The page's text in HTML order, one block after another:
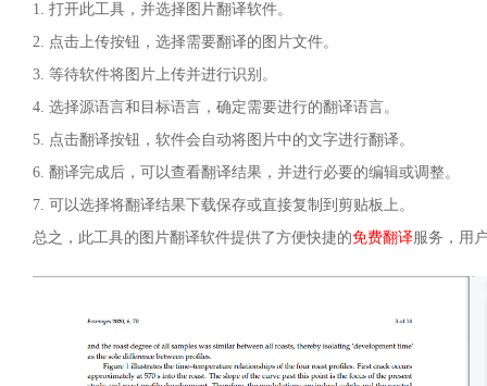
1. 打开此工具，并选择图片翻译软件。
2. 点击上传按钮，选择需要翻译的图片文件。
3. 等待软件将图片上传并进行识别。
4. 选择源语言和目标语言，确定需要进行的翻译语言。
5. 点击翻译按钮，软件会自动将图片中的文字进行翻译。
6. 翻译完成后，可以查看翻译结果，并进行必要的编辑或调整。
7. 可以选择将翻译结果下载保存或直接复制到剪贴板上。
总之，此工具的图片翻译软件提供了方便快捷的免费翻译服务，用